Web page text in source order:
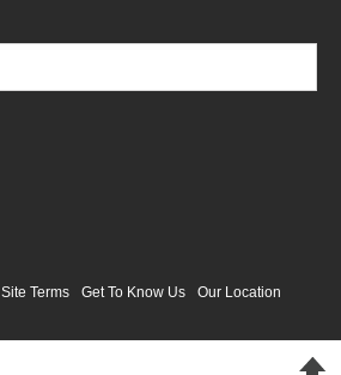
Site Terms Get To Know Us Our Location